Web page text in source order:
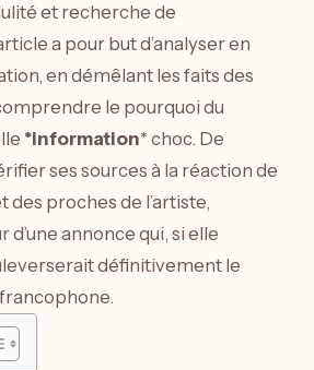
et recherche de
a pour but d’analyser en
en démêlant les faits des
le pourquoi du
*information* choc. De
ses sources à la réaction de
des proches de l’artiste,
annonce qui, si elle
définitivement le